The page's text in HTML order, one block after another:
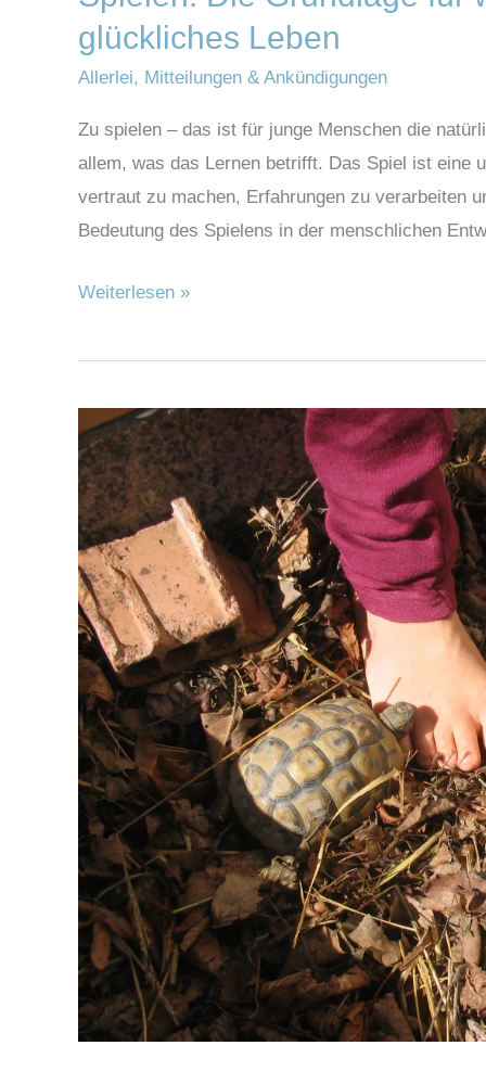
glückliches Leben
Allerlei, Mitteilungen & Ankündigungen
Zu spielen – das ist für junge Menschen die
allem, was das Lernen betrifft. Das Spiel ist eine
vertraut zu machen, Erfahrungen zu verarbeiten
Bedeutung des Spielens in der menschlichen
Weiterlesen »
Das
Feuer
der
Begeisterung